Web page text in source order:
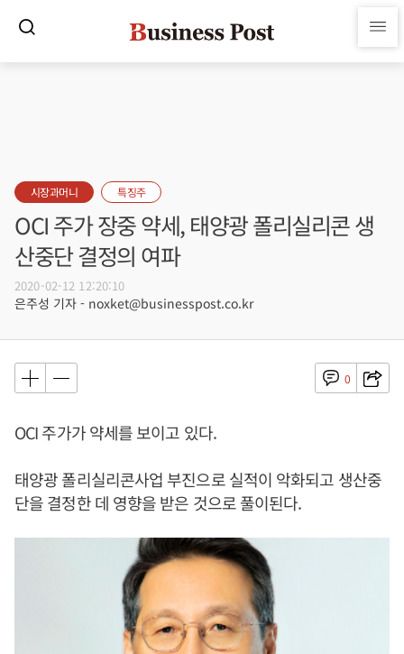
시장과머니 특징주
OCI 주가 장중 약세, 태양광 폴리실리콘 생
산중단 결정의 여파
2020-02-12 12:20:10
은주성 기자 - noxket@businesspost.co.kr
0
OCI 주가가 약세를 보이고 있다.
태양광 폴리실리콘사업 부진으로 실적이 악화되고 생산중
단을 결정한 데 영향을 받은 것으로 풀이된다.